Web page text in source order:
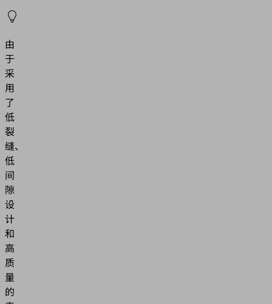
由
于
采
用
了
低
裂
缝、
低
间
隙
设
计
和
高
质
量
的